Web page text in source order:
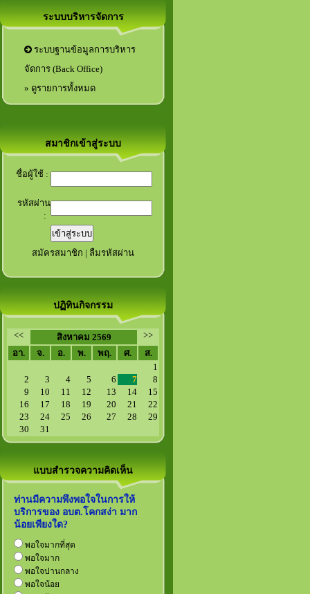
ระบบบริหารจัดการ
ระบบฐานข้อมูลการบริหาร
จัดการ (Back Office)
» ดูรายการทั้งหมด
สมาชิกเข้าสู่ระบบ
ชื่อผู้ใช้ :
รหัสผ่าน
:
สมัครสมาชิก | ลืมรหัสผ่าน
ปฏิทินกิจกรรม
<< สิงหาคม 2569
>>
อา.
จ. อ. พ. พฤ. ศ.
ส.
1
2
3 4 5 6 7
8
9
10 11 12 13 14
15
16
17 18 19 20 21
22
23
24 25 26 27 28
29
30
31
แบบสำรวจความคิดเห็น
ท่านมีความพึงพอใจในการให้
บริการของ อบต.โคกสง่า มาก
น้อยเพียงใด?
พอใจมากที่สุด
พอใจมาก
พอใจปานกลาง
พอใจน้อย